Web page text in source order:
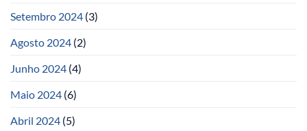
Setembro 2024 (3)
Agosto 2024 (2)
Junho 2024 (4)
Maio 2024 (6)
Abril 2024 (5)